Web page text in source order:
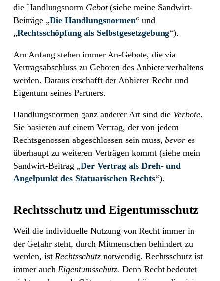
die Handlungsnorm Gebot(siehe meine Sandwirt-
Beiträge „Die Handlungsnormen“ und
„Rechtsschöpfung als Selbstgesetzgebung“).
Am Anfang stehen immer An-Gebote, die via
Vertragsabschluss zu Geboten des Anbieterverhaltens
werden. Daraus erschafft der Anbieter Recht und
Eigentum seines Partners.
Handlungsnormen ganz anderer Art sind die Verbote.
Sie basieren auf einem Vertrag, der von jedem
Rechtsgenossen abgeschlossen sein muss, bevor es
überhaupt zu weiteren Verträgen kommt (siehe mein
Sandwirt-Beitrag „Der Vertrag als Dreh- und
Angelpunkt des Statuarischen Rechts“).
Rechtsschutz und Eigentumsschutz
Weil die individuelle Nutzung von Recht immer in
der Gefahr steht, durch Mitmenschen behindert zu
werden, ist Rechtsschutz notwendig. Rechtsschutz ist
immer auch Eigentumsschutz. Denn Recht bedeutet